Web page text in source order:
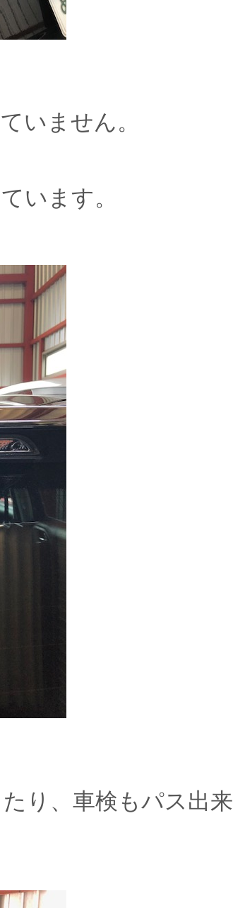
いません。
います。
り、車検もパス出来